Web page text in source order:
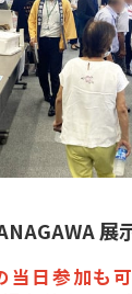
展
当日参加も